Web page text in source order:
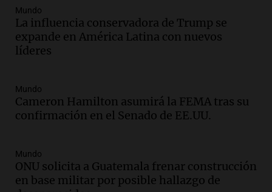
Episodios
Audio.Trágico siniestro vial en Salta:
mujer pierde la vida en accidente en
circunvalación Oeste
Audio.La justicia reconoce el COVID
como enfermedad laboral tras el
Episodios
Audio.Encuentran cuerpo en el Riacho
Santa Fe: se trataría de un hombre
Mundo
La influencia conservadora de Trump se
expande en América Latina con nuevos
líderes
Mundo
Cameron Hamilton asumirá la FEMA tras su
confirmación en el Senado de EE.UU.
Mundo
ONU solicita a Guatemala frenar construcción
en base militar por posible hallazgo de